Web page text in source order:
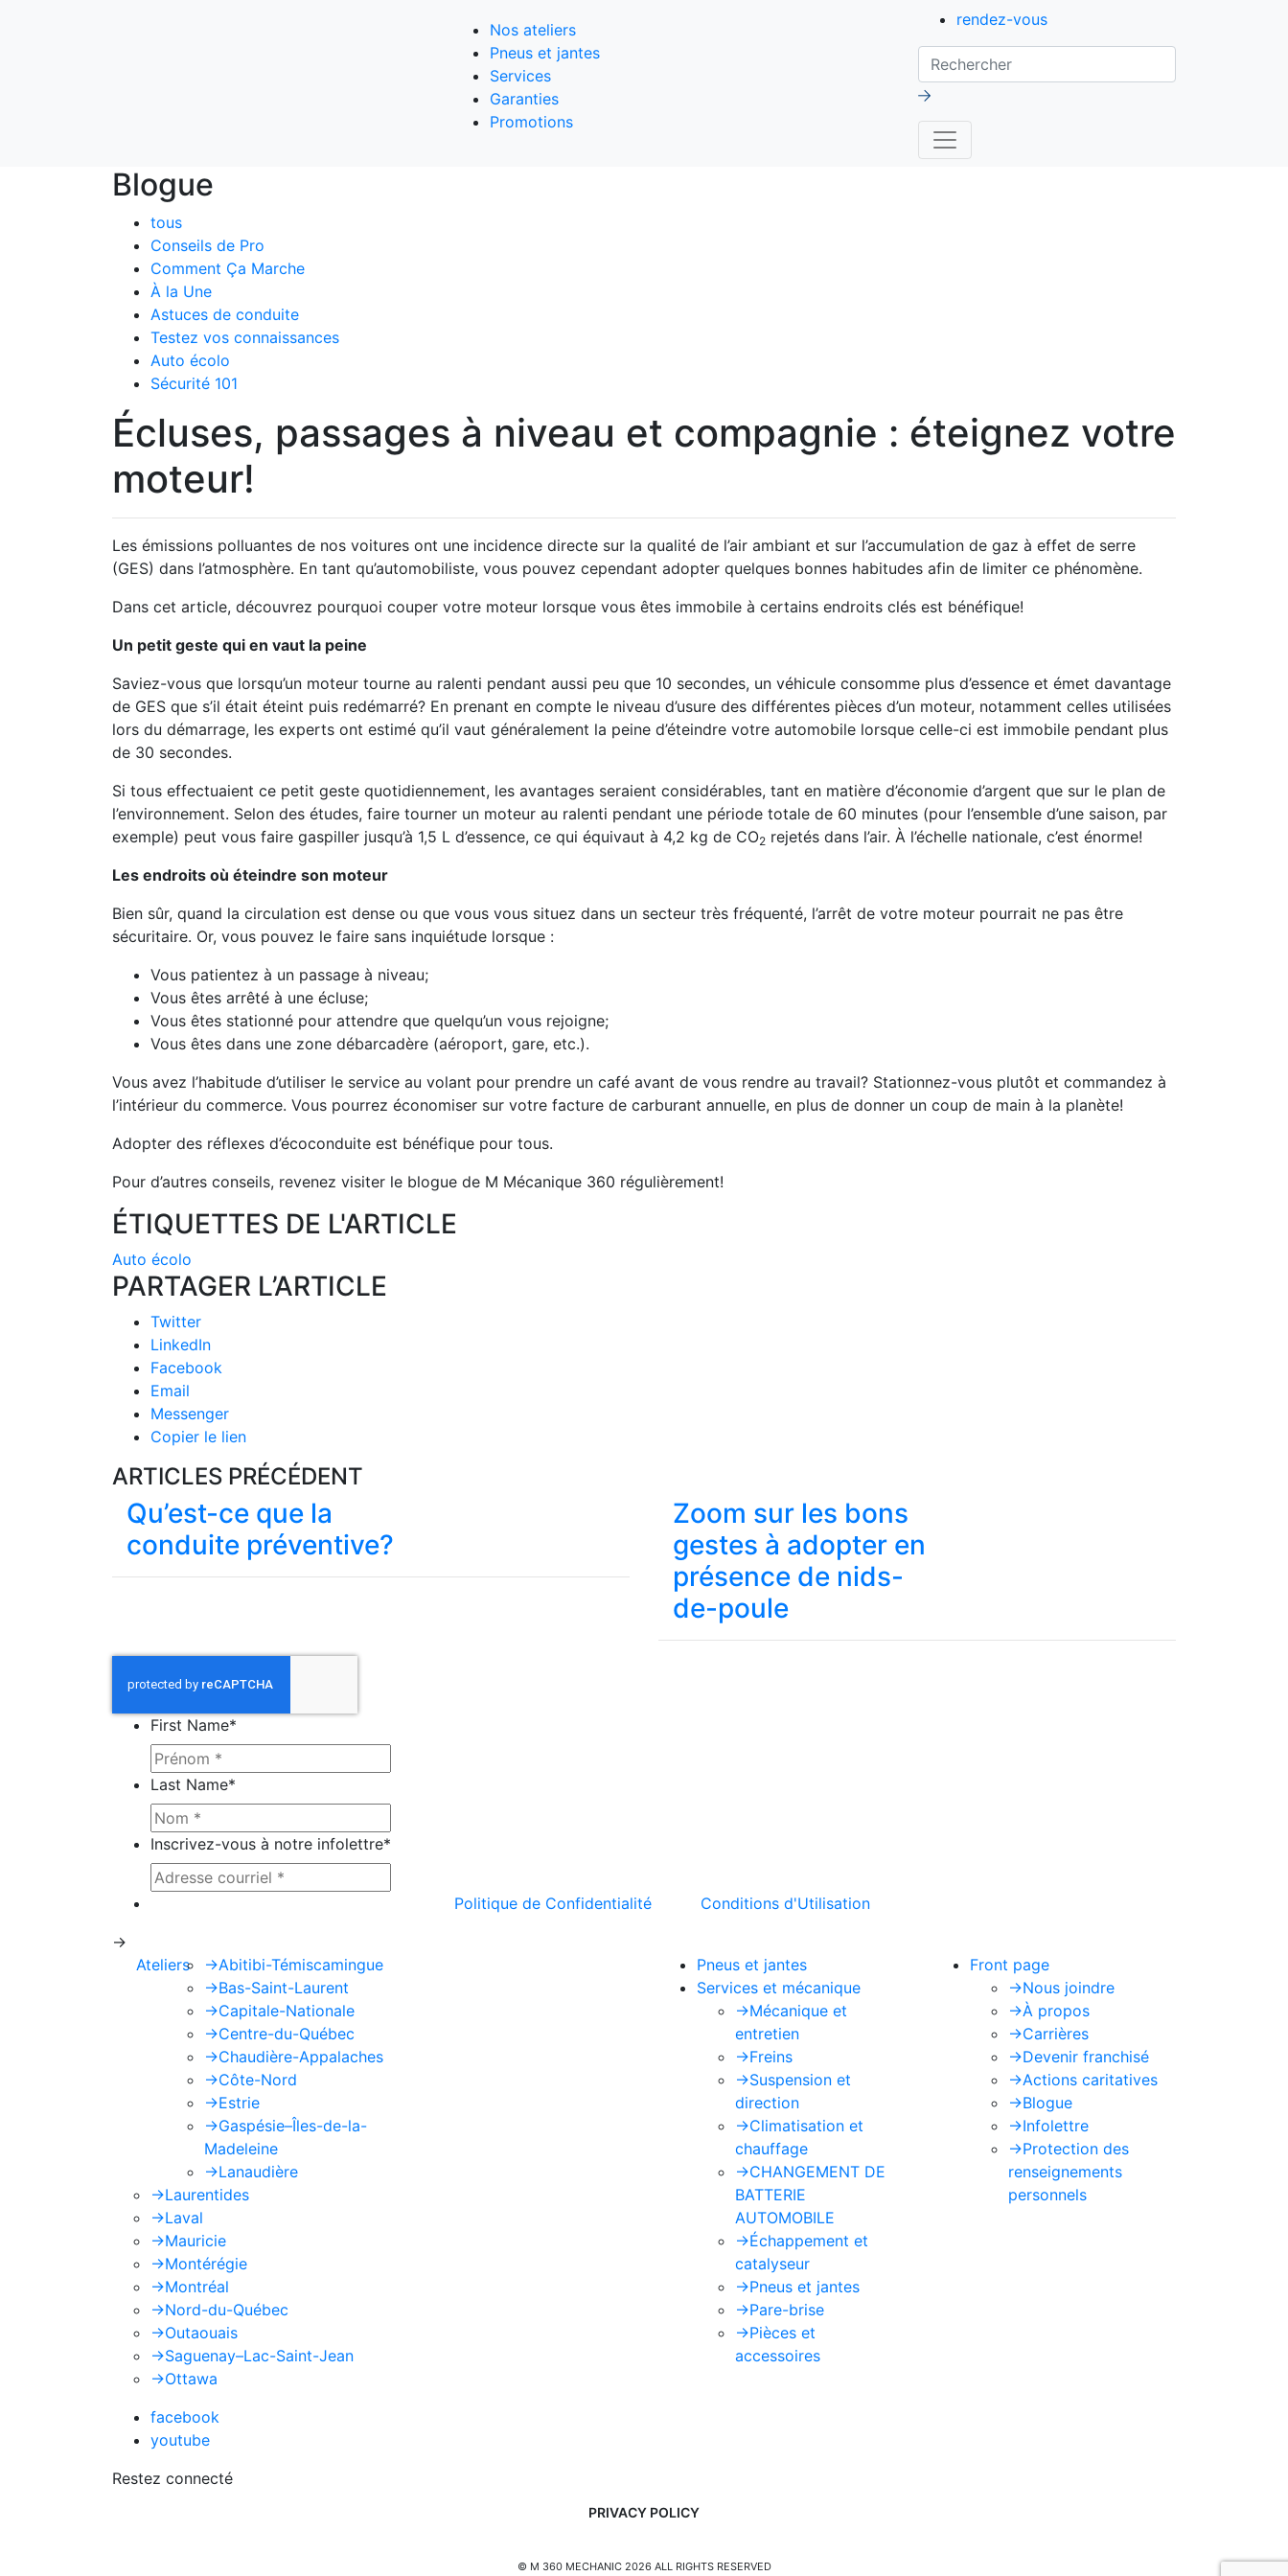
Nos ateliers
Pneus et jantes
Services
Garanties
Promotions
rendez-vous
Rechercher
Blogue
tous
Conseils de Pro
Comment Ça Marche
À la Une
Astuces de conduite
Testez vos connaissances
Auto écolo
Sécurité 101
Écluses, passages à niveau et compagnie : éteignez votre
moteur!
Les émissions polluantes de nos voitures ont une incidence directe sur la qualité de l’air ambiant et sur l’accumulation de gaz à effet de serre
(GES) dans l’atmosphère. En tant qu’automobiliste, vous pouvez cependant adopter quelques bonnes habitudes afin de limiter ce phénomène.
Dans cet article, découvrez pourquoi couper votre moteur lorsque vous êtes immobile à certains endroits clés est bénéfique!
Un petit geste qui en vaut la peine
Saviez-vous que lorsqu’un moteur tourne au ralenti pendant aussi peu que 10 secondes, un véhicule consomme plus d’essence et émet davantage
de GES que s’il était éteint puis redémarré? En prenant en compte le niveau d’usure des différentes pièces d’un moteur, notamment celles utilisées
lors du démarrage, les experts ont estimé qu’il vaut généralement la peine d’éteindre votre automobile lorsque celle-ci est immobile pendant plus
de 30 secondes.
Si tous effectuaient ce petit geste quotidiennement, les avantages seraient considérables, tant en matière d’économie d’argent que sur le plan de
l’environnement. Selon des études, faire tourner un moteur au ralenti pendant une période totale de 60 minutes (pour l’ensemble d’une saison, par
exemple) peut vous faire gaspiller jusqu’à 1,5 L d’essence, ce qui équivaut à 4,2 kg de CO2 rejetés dans l’air. À l’échelle nationale, c’est énorme!
Les endroits où éteindre son moteur
Bien sûr, quand la circulation est dense ou que vous vous situez dans un secteur très fréquenté, l’arrêt de votre moteur pourrait ne pas être
sécuritaire. Or, vous pouvez le faire sans inquiétude lorsque :
Vous patientez à un passage à niveau;
Vous êtes arrêté à une écluse;
Vous êtes stationné pour attendre que quelqu’un vous rejoigne;
Vous êtes dans une zone débarcadère (aéroport, gare, etc.).
Vous avez l’habitude d’utiliser le service au volant pour prendre un café avant de vous rendre au travail? Stationnez-vous plutôt et commandez à
l’intérieur du commerce. Vous pourrez économiser sur votre facture de carburant annuelle, en plus de donner un coup de main à la planète!
Adopter des réflexes d’écoconduite est bénéfique pour tous.
Pour d’autres conseils, revenez visiter le blogue de M Mécanique 360 régulièrement!
ÉTIQUETTES DE L'ARTICLE
Auto écolo
PARTAGER L’ARTICLE
Twitter
LinkedIn
Facebook
Email
Messenger
Copier le lien
ARTICLES PRÉCÉDENT
Qu’est-ce que la
conduite préventive?
Zoom sur les bons
gestes à adopter en
présence de nids-
de-poule
First Name*
Last Name*
Inscrivez-vous à notre infolettre*
Politique de Confidentialité Conditions d'Utilisation
->
Ateliers
->Abitibi-Témiscamingue
->Bas-Saint-Laurent
->Capitale-Nationale
->Centre-du-Québec
->Chaudière-Appalaches
->Côte-Nord
->Estrie
->Gaspésie–Îles-de-la-
Madeleine
->Lanaudière
->Laurentides
->Laval
->Mauricie
->Montérégie
->Montréal
->Nord-du-Québec
->Outaouais
->Saguenay–Lac-Saint-Jean
->Ottawa
Pneus et jantes
Services et mécanique
->Mécanique et
entretien
->Freins
->Suspension et
direction
->Climatisation et
chauffage
->CHANGEMENT DE
BATTERIE
AUTOMOBILE
->Échappement et
catalyseur
->Pneus et jantes
->Pare-brise
->Pièces et
accessoires
Front page
->Nous joindre
->À propos
->Carrières
->Devenir franchisé
->Actions caritatives
->Blogue
->Infolettre
->Protection des
renseignements
personnels
facebook
youtube
Restez connecté
PRIVACY POLICY
© M 360 MECHANIC 2026 ALL RIGHTS RESERVED